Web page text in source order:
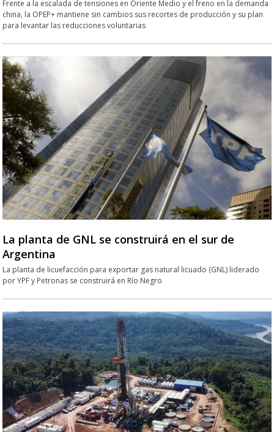
Frente a la escalada de tensiones en Oriente Medio y el freno en la demanda
china, la OPEP+ mantiene sin cambios sus recortes de producción y su plan
para levantar las reducciones voluntarias
La planta de GNL se construirá en el sur de
Argentina
La planta de licuefacción para exportar gas natural licuado (GNL) liderado
por YPF y Petronas se construirá en Río Negro